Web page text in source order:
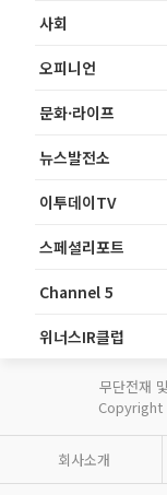
사회
오피니언
문화·라이프
뉴스발전소
이투데이TV
스페셜리포트
Channel 5
위너스IR클럽
무단전재
Copyright
회사소개